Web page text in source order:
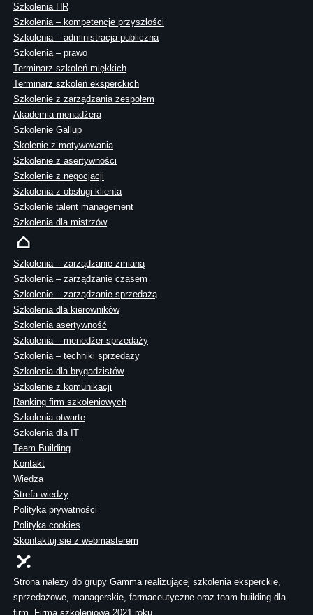
Szkolenia HR
Szkolenia – kompetencje przyszłości
Szkolenia – administracja publiczna
Szkolenia – prawo
Terminarz szkoleń miękkich
Terminarz szkoleń eksperckich
Szkolenie z zarządzania zespołem
Akademia menadżera
Szkolenie Gallup
Skolenie z motywowania
Szkolenie z asertywności
Szkolenie z negocjacji
Szkolenia z obsługi klienta
Szkolenie talent management
Szkolenia dla mistrzów
Szkolenia – zarządzanie zmianą
Szkolenia – zarządzanie czasem
Szkolenie – zarządzanie sprzedażą
Szkolenia dla kierowników
Szkolenia asertywność
Szkolenia – menedżer sprzedaży
Szkolenia – techniki sprzedaży
Szkolenia dla brygadzistów
Szkolenie z komunikacji
Ranking firm szkoleniowych
Szkolenia otwarte
Szkolenia dla IT
Team Building
Kontakt
Wiedza
Strefa wiedzy
Polityka prywatności
Polityka cookies
Skontaktuj sie z webmasterem
Strona należy do grupy Gamma realizującej szkolenia eksperckie,
sprzedażowe, managerskie, farmaceutyczne oraz team building dla
firm. Firma szkoleniowa 2021 roku.